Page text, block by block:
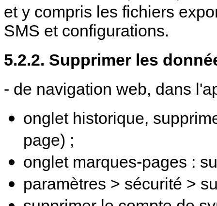
et y compris les fichiers
SMS et configurations.
5.2.2. Supprimer les
- de navigation web, dans
onglet historique,
page) ;
onglet marques-pages :
paramètres > sécurité >